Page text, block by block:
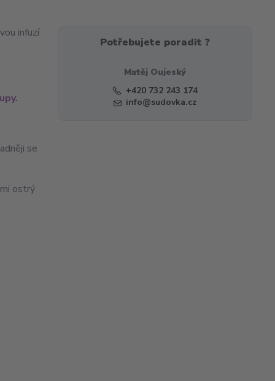
infuzí
se
ostrý
Potřebujete poradit ?
Matěj Oujeský
+420 732 243 174
info@sudovka.cz